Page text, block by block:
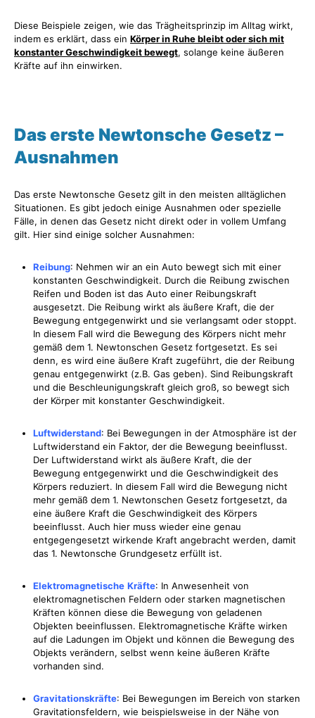
Diese Beispiele zeigen, wie das Trägheitsprinzip im Alltag wirkt,
indem es erklärt, dass ein Körper in Ruhe bleibt oder sich mit
konstanter Geschwindigkeit bewegt, solange keine äußeren
Kräfte auf ihn einwirken.
Das erste Newtonsche Gesetz –
Ausnahmen
Das erste Newtonsche Gesetz gilt in den meisten alltäglichen
Situationen. Es gibt jedoch einige Ausnahmen oder spezielle
Fälle, in denen das Gesetz nicht direkt oder in vollem Umfang
gilt. Hier sind einige solcher Ausnahmen:
Reibung: Nehmen wir an ein Auto bewegt sich mit einer
konstanten Geschwindigkeit. Durch die Reibung zwischen
Reifen und Boden ist das Auto einer Reibungskraft
ausgesetzt. Die Reibung wirkt als äußere Kraft, die der
Bewegung entgegenwirkt und sie verlangsamt oder stoppt.
In diesem Fall wird die Bewegung des Körpers nicht mehr
gemäß dem 1. Newtonschen Gesetz fortgesetzt. Es sei
denn, es wird eine äußere Kraft zugeführt, die der Reibung
genau entgegenwirkt (z.B. Gas geben). Sind Reibungskraft
und die Beschleunigungskraft gleich groß, so bewegt sich
der Körper mit konstanter Geschwindigkeit.
Luftwiderstand: Bei Bewegungen in der Atmosphäre ist der
Luftwiderstand ein Faktor, der die Bewegung beeinflusst.
Der Luftwiderstand wirkt als äußere Kraft, die der
Bewegung entgegenwirkt und die Geschwindigkeit des
Körpers reduziert. In diesem Fall wird die Bewegung nicht
mehr gemäß dem 1. Newtonschen Gesetz fortgesetzt, da
eine äußere Kraft die Geschwindigkeit des Körpers
beeinflusst. Auch hier muss wieder eine genau
entgegengesetzt wirkende Kraft angebracht werden, damit
das 1. Newtonsche Grundgesetz erfüllt ist.
Elektromagnetische Kräfte: In Anwesenheit von
elektromagnetischen Feldern oder starken magnetischen
Kräften können diese die Bewegung von geladenen
Objekten beeinflussen. Elektromagnetische Kräfte wirken
auf die Ladungen im Objekt und können die Bewegung des
Objekts verändern, selbst wenn keine äußeren Kräfte
vorhanden sind.
Gravitationskräfte: Bei Bewegungen im Bereich von starken
Gravitationsfeldern, wie beispielsweise in der Nähe von